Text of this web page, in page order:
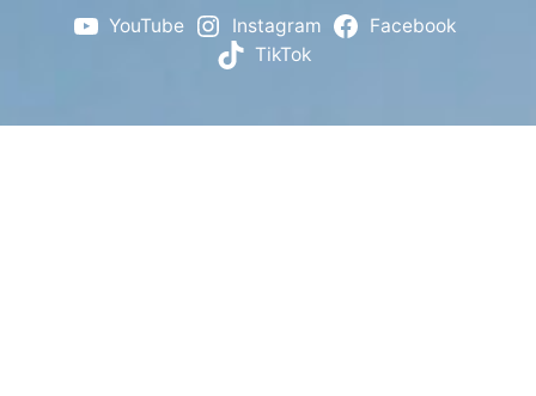
YouTube Instagram
Facebook
TikTok